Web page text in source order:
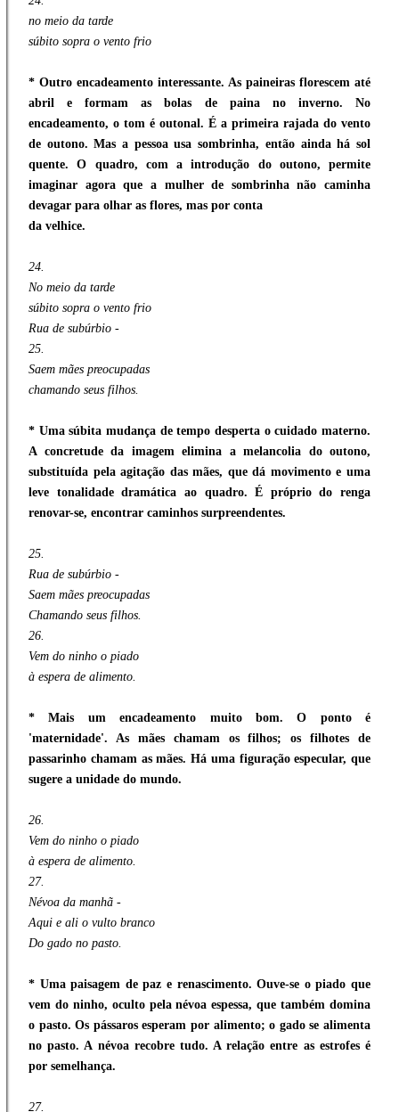
no meio da tarde
súbito sopra o vento frio
* Outro encadeamento interessante. As paineiras florescem até
abril e formam as bolas de paina no inverno. No
encadeamento, o tom é outonal. É a primeira rajada do vento
de outono. Mas a pessoa usa sombrinha, então ainda há sol
quente. O quadro, com a introdução do outono, permite
imaginar agora que a mulher de sombrinha não caminha
devagar para olhar as flores, mas por conta
da velhice.
24.
No meio da tarde
súbito sopra o vento frio
Rua de subúrbio -
25.
Saem mães preocupadas
chamando seus filhos.
* Uma súbita mudança de tempo desperta o cuidado materno.
A concretude da imagem elimina a melancolia do outono,
substituída pela agitação das mães, que dá movimento e uma
leve tonalidade dramática ao quadro. É próprio do renga
renovar-se, encontrar caminhos surpreendentes.
25.
Rua de subúrbio -
Saem mães preocupadas
Chamando seus filhos.
26.
Vem do ninho o piado
à espera de alimento.
* Mais um encadeamento muito bom. O ponto é
'maternidade'. As mães chamam os filhos; os filhotes de
passarinho chamam as mães. Há uma figuração especular, que
sugere a unidade do mundo.
26.
Vem do ninho o piado
à espera de alimento.
27.
Névoa da manhã -
Aqui e ali o vulto branco
Do gado no pasto.
* Uma paisagem de paz e renascimento. Ouve-se o piado que
vem do ninho, oculto pela névoa espessa, que também domina
o pasto. Os pássaros esperam por alimento; o gado se alimenta
no pasto. A névoa recobre tudo. A relação entre as estrofes é
por semelhança.
27.